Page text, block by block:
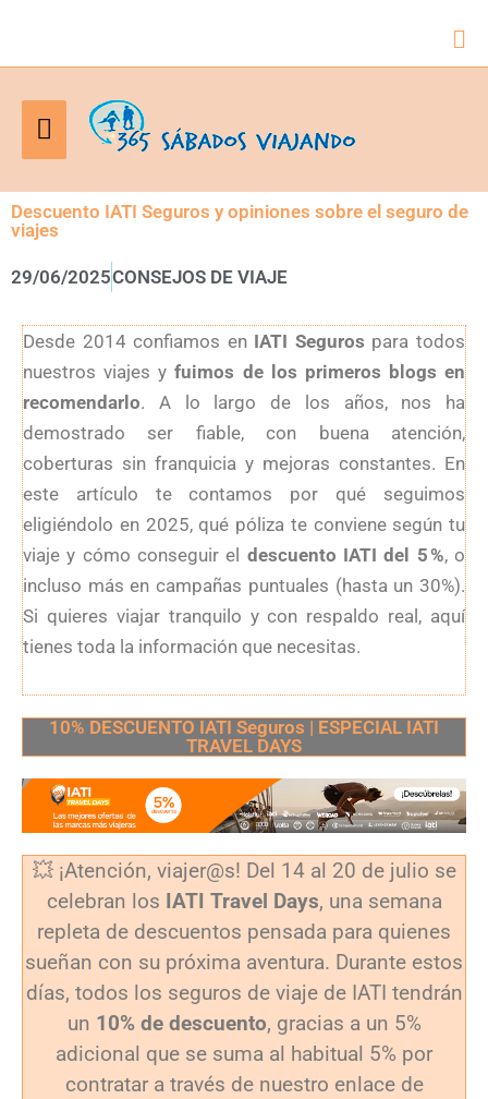
Menú
principal
Descuento IATI Seguros y opiniones sobre el seguro de
viajes
29/06/2025CONSEJOS DE VIAJE
Desde 2014 confiamos en IATI Seguros para todos
nuestros viajes yfuimos de los primeros blogs en
recomendarlo. A lo largo de los años, nos ha
demostrado ser fiable, con buena atención,
coberturas sin franquicia y mejoras constantes. En
este artículo te contamos por qué seguimos
eligiéndolo en 2025, qué póliza te conviene según tu
viaje y cómo conseguir el descuento IATI del 5 %, o
incluso más en campañas puntuales (hasta un 30%).
Si quieres viajar tranquilo y con respaldo real, aquí
tienes toda la información que necesitas.
10% DESCUENTO IATI Seguros | ESPECIAL IATI
TRAVEL DAYS
💥 ¡Atención, viajer@s! Del 14 al 20 de julio se
celebran los IATI Travel Days, una semana
repleta de descuentos pensada para quienes
sueñan con su próxima aventura. Durante estos
días, todos los seguros de viaje de IATI tendrán
un 10% de descuento, gracias a un 5%
adicional que se suma al habitual 5% por
contratar a través de nuestro enlace de